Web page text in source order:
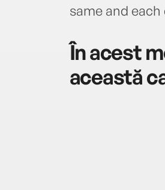
same and
În acest
această